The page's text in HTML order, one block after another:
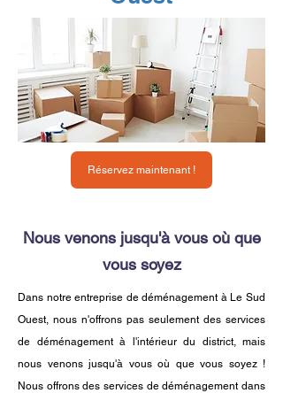
Réservez maintenant !
Nous venons jusqu'à vous où que
vous soyez
Dans notre entreprise de déménagement à Le Sud
Ouest, nous n'offrons pas seulement des services
de déménagement à l'intérieur du district, mais
nous venons jusqu'à vous où que vous soyez !
Nous offrons des services de déménagement dans